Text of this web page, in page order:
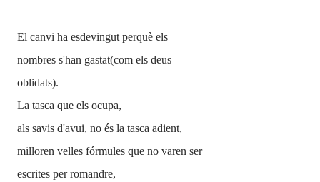
El canvi ha esdevingut perquè els
nombres s'han gastat(com els deus
oblidats).
La tasca que els ocupa,
als savis d'avui, no és la tasca adient,
milloren velles fórmules que no varen ser
escrites per romandre,